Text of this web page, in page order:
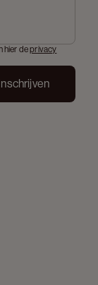
hier deprivacy